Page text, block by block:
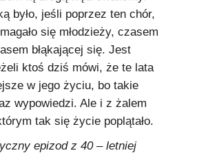
było, jeśli poprzez ten chór,
się młodzieży, czasem
błąkającej się. Jest
ktoś dziś mówi, że te lata
w jego życiu, bo takie
wypowiedzi. Ale i z żalem
tak się życie poplątało.
epizod z 40 – letniej